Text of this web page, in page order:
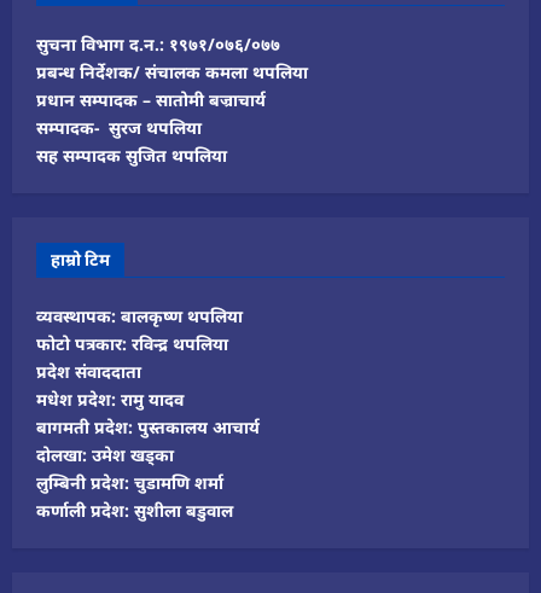
सुचना विभाग द.न.: १९७१/०७६/०७७
प्रबन्ध निर्देशक/ संचालक कमला थपलिया
प्रधान सम्पादक – सातोमी बज्राचार्य
सम्पादक- सुरज थपलिया
सह सम्पादक सुजित थपलिया
हाम्रो टिम
व्यवस्थापक: बालकृष्ण थपलिया
फोटो पत्रकार: रविन्द्र थपलिया
प्रदेश संवाददाता
मधेश प्रदेश: रामु यादव
बागमती प्रदेश: पुस्तकालय आचार्य
दोलखा: उमेश खड्का
लुम्बिनी प्रदेश: चुडामणि शर्मा
कर्णाली प्रदेश: सुशीला बडुवाल